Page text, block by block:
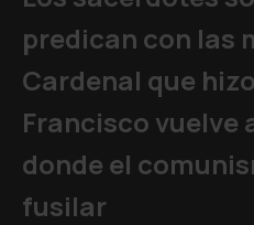
predican con las
Cardenal que
Francisco vuelve
donde el
fusilar